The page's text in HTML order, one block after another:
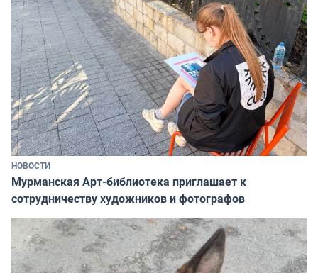
НОВОСТИ
Мурманская Арт-библиотека приглашает к
сотрудничеству художников и фотографов